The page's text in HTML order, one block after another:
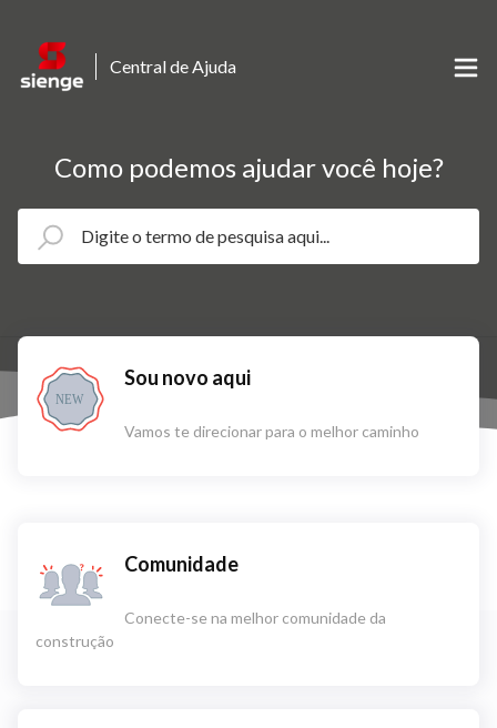
Central de Ajuda
Como podemos ajudar você hoje?
NEW
Sou novo aqui
Vamos te direcionar para o melhor caminho
Comunidade
Conecte-se na melhor comunidade da
construção